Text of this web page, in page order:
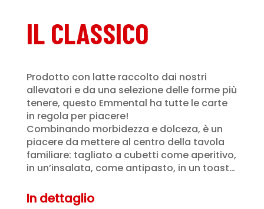
IL CLASSICO
Prodotto con latte raccolto dai nostri
allevatori e da una selezione delle forme più
tenere, questo Emmental ha tutte le carte
in regola per piacere!
Combinando morbidezza e dolceza, è un
piacere da mettere al centro della tavola
familiare: tagliato a cubetti come aperitivo,
in un’insalata, come antipasto, in un toast…
In dettaglio